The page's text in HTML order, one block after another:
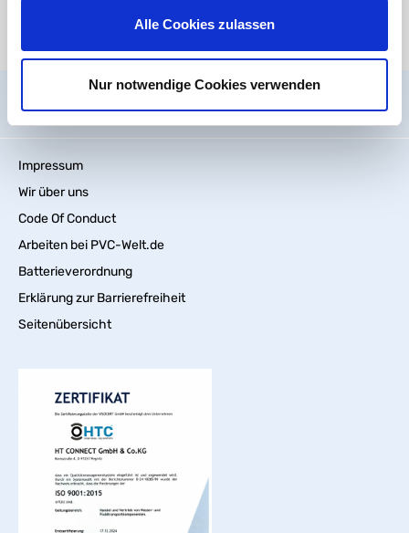
Alle Cookies zulassen
Nur notwendige Cookies verwenden
Allgemein
Impressum
Wir über uns
Code Of Conduct
Arbeiten bei PVC-Welt.de
Batterieverordnung
Erklärung zur Barrierefreiheit
Seitenübersicht